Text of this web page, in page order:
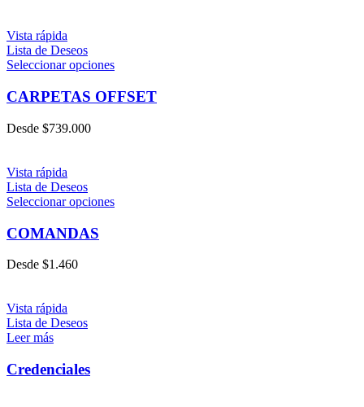
Vista rápida
Lista de Deseos
Seleccionar opciones
CARPETAS OFFSET
Desde $739.000
Vista rápida
Lista de Deseos
Seleccionar opciones
COMANDAS
Desde $1.460
Vista rápida
Lista de Deseos
Leer más
Credenciales